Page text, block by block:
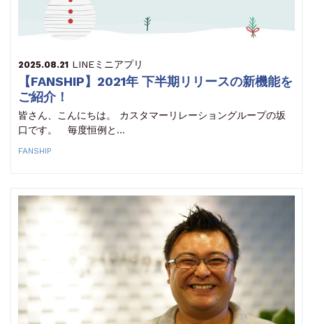
2025.08.21 LINEミニアプリ
【FANSHIP】2021年 下半期リリースの新機能を
ご紹介！
皆さん、こんにちは。 カスタマーリレーショングループの坂
口です。 毎度恒例と…
FANSHIP